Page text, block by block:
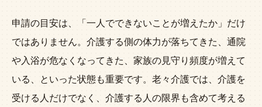
申請の目安は、「一人でできないことが増えたか」だけ
ではありません。介護する側の体力が落ちてきた、通院
や入浴が危なくなってきた、家族の見守り頻度が増えて
いる、といった状態も重要です。老々介護では、介護を
受ける人だけでなく、介護する人の限界も含めて考える